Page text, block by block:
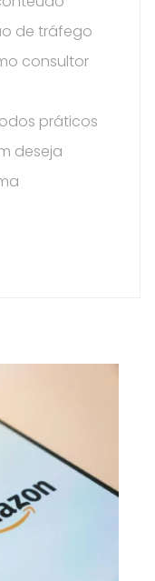
de tráfego
consultor
práticos
deseja